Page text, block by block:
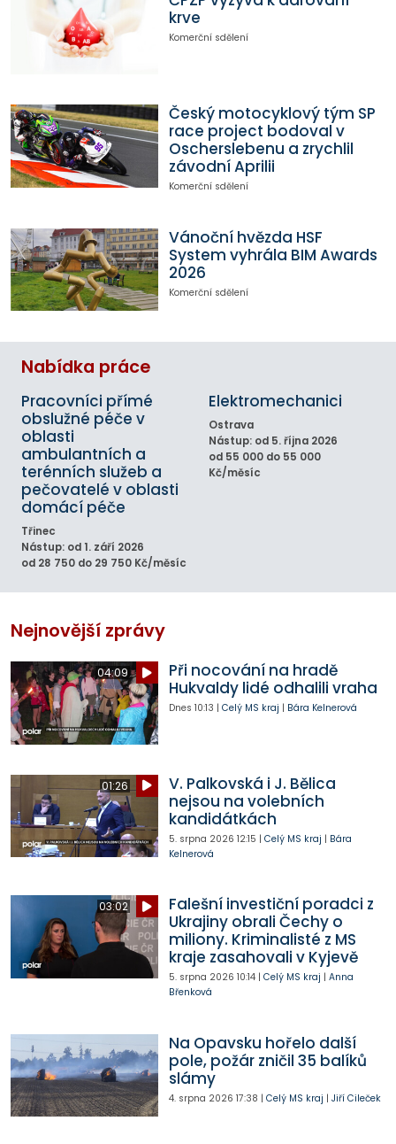
krve
Komerční sdělení
Český motocyklový tým SP
race project bodoval v
Oscherslebenu a zrychlil
závodní Aprilii
Komerční sdělení
Vánoční hvězda HSF
System vyhrála BIM Awards
2026
Komerční sdělení
Nabídka práce
Pracovníci přímé
obslužné péče v
oblasti
ambulantních a
terénních služeb a
pečovatelé v oblasti
domácí péče
Třinec
Nástup: od 1. září 2026
od 28 750 do 29 750 Kč/měsíc
Elektromechanici
Ostrava
Nástup: od 5. října 2026
od 55 000 do 55 000
Kč/měsíc
Nejnovější zprávy
04:09
Při nocování na hradě
Hukvaldy lidé odhalili vraha
Dnes 10:13 | Celý MS kraj | Bára Kelnerová
01:26
V. Palkovská i J. Bělica
nejsou na volebních
kandidátkách
5. srpna 2026 12:15 | Celý MS kraj | Bára
Kelnerová
03:02
Falešní investiční poradci z
Ukrajiny obrali Čechy o
miliony. Kriminalisté z MS
kraje zasahovali v Kyjevě
5. srpna 2026 10:14| Celý MS kraj | Anna
Břenková
Na Opavsku hořelo další
pole, požár zničil 35 balíků
slámy
4. srpna 2026 17:38 | Celý MS kraj | Jiří Cileček